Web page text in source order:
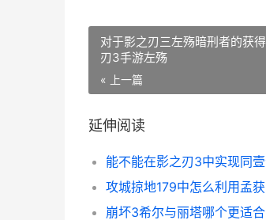
对于影之刃三左殇暗刑者的获
刃3手游左殇
« 上一篇
延伸阅读
攻城掠地179中怎么利用孟
崩坏3希尔与丽塔哪个更适